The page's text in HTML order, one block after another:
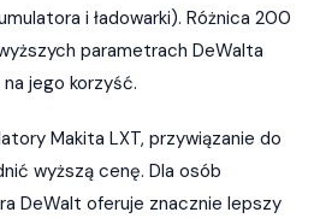
i ładowarki). Różnica 200
parametrach DeWalta
jego korzyść.
Makita LXT, przywiązanie do
wyższą cenę. Dla osób
DeWalt oferuje znacznie lepszy